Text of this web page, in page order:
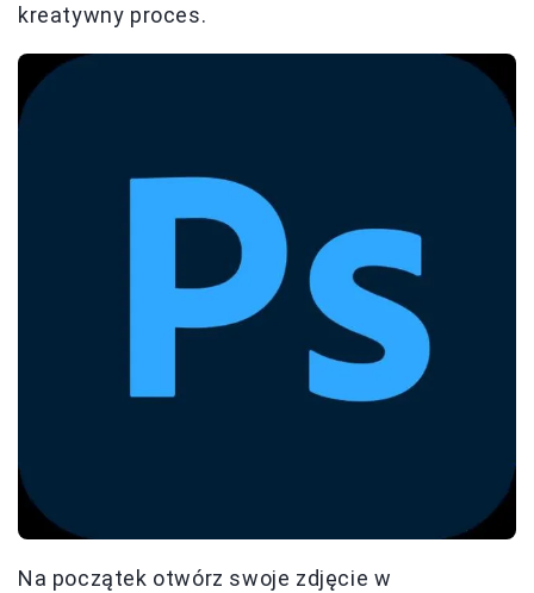
kreatywny proces.
Na początek otwórz swoje zdjęcie w